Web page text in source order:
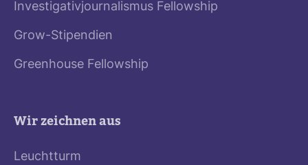
Investigativjournalismus Fellowship
Grow-Stipendien
Greenhouse Fellowship
Wir zeichnen aus
Leuchtturm